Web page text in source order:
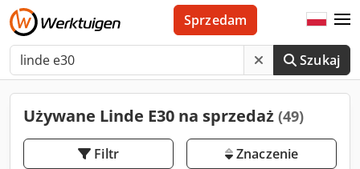
Szukaj
Sprzedam
Używane Linde E30 na sprzedaż (49)
Filtr Znaczenie